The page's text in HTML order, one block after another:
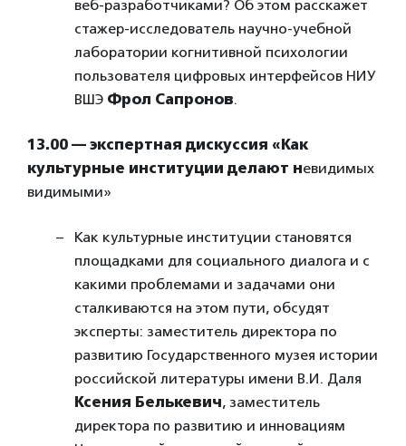
веб-разработчиками? Об этом расскажет
стажер-исследователь научно-учебной
лаборатории когнитивной психологии
пользователя цифровых интерфейсов НИУ
ВШЭ Фрол Сапронов.
13.00 — экспертная дискуссия «Как
культурные институции делают невидимых
видимыми»
Как культурные институции становятся
площадками для социального диалога и с
какими проблемами и задачами они
сталкиваются на этом пути, обсудят
эксперты: заместитель директора по
развитию Государственного музея истории
российской литературы имени В.И. Даля
Ксения Белькевич, заместитель
директора по развитию и инновациям